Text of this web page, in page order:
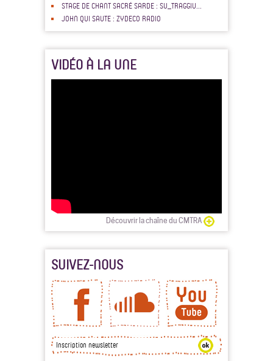
STAGE DE CHANT SACRÉ SARDE : SU_TRAGGIU...
JOHN QUI SAUTE : ZYDECO RADIO
VIDÉO À LA UNE
Découvrir la chaîne du CMTRA
SUIVEZ-NOUS